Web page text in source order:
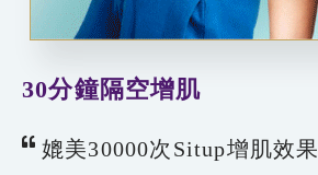
30分鐘隔空增肌
媲美30000次Situp增肌效果